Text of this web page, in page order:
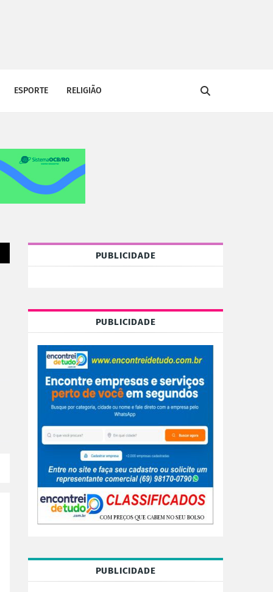
ESPORTE RELIGIÃO
PUBLICIDADE
PUBLICIDADE
PUBLICIDADE